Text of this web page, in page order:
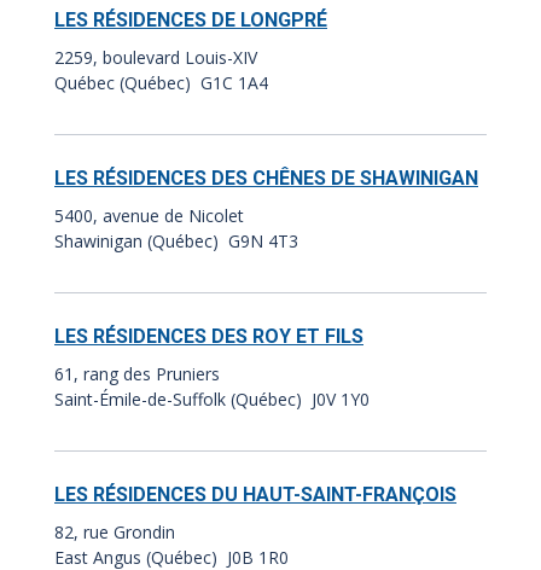
LES RÉSIDENCES DE LONGPRÉ
2259, boulevard Louis-XIV
Québec (Québec) G1C 1A4
LES RÉSIDENCES DES CHÊNES DE SHAWINIGAN
5400, avenue de Nicolet
Shawinigan (Québec) G9N 4T3
LES RÉSIDENCES DES ROY ET FILS
61, rang des Pruniers
Saint-Émile-de-Suffolk (Québec) J0V 1Y0
LES RÉSIDENCES DU HAUT-SAINT-FRANÇOIS
82, rue Grondin
East Angus (Québec) J0B 1R0